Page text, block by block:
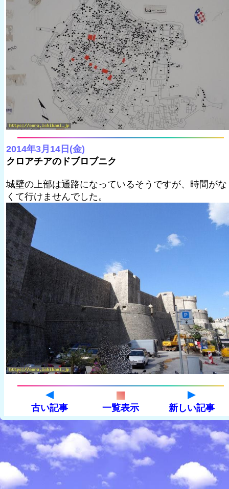
2014年3月14日(金)
クロアチアのドブロブニク
城壁の上部は通路になっているそうですが、時間がな
くて行けませんでした。
古い記事 一覧表示 新しい記事